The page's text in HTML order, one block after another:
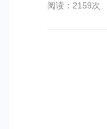
阅读：2159次